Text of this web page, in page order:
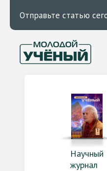
Отправьте статью
Научный
журнал